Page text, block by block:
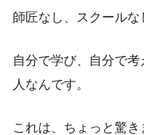
師匠なし、スクールな
自分で学び、自分で
人なんです。
これは、ちょっと驚き